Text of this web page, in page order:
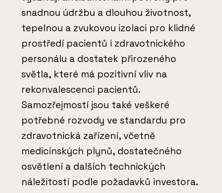
snadnou údržbu a dlouhou životnost,
tepelnou a zvukovou izolaci pro klidné
prostředí pacientů i zdravotnického
personálu a dostatek přirozeného
světla, které má pozitivní vliv na
rekonvalescenci pacientů.
Samozřejmostí jsou také veškeré
potřebné rozvody ve standardu pro
zdravotnická zařízení, včetně
medicínských plynů, dostatečného
osvětlení a dalších technických
náležitostí podle požadavků investora.